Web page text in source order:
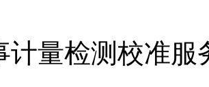
计量检测校准